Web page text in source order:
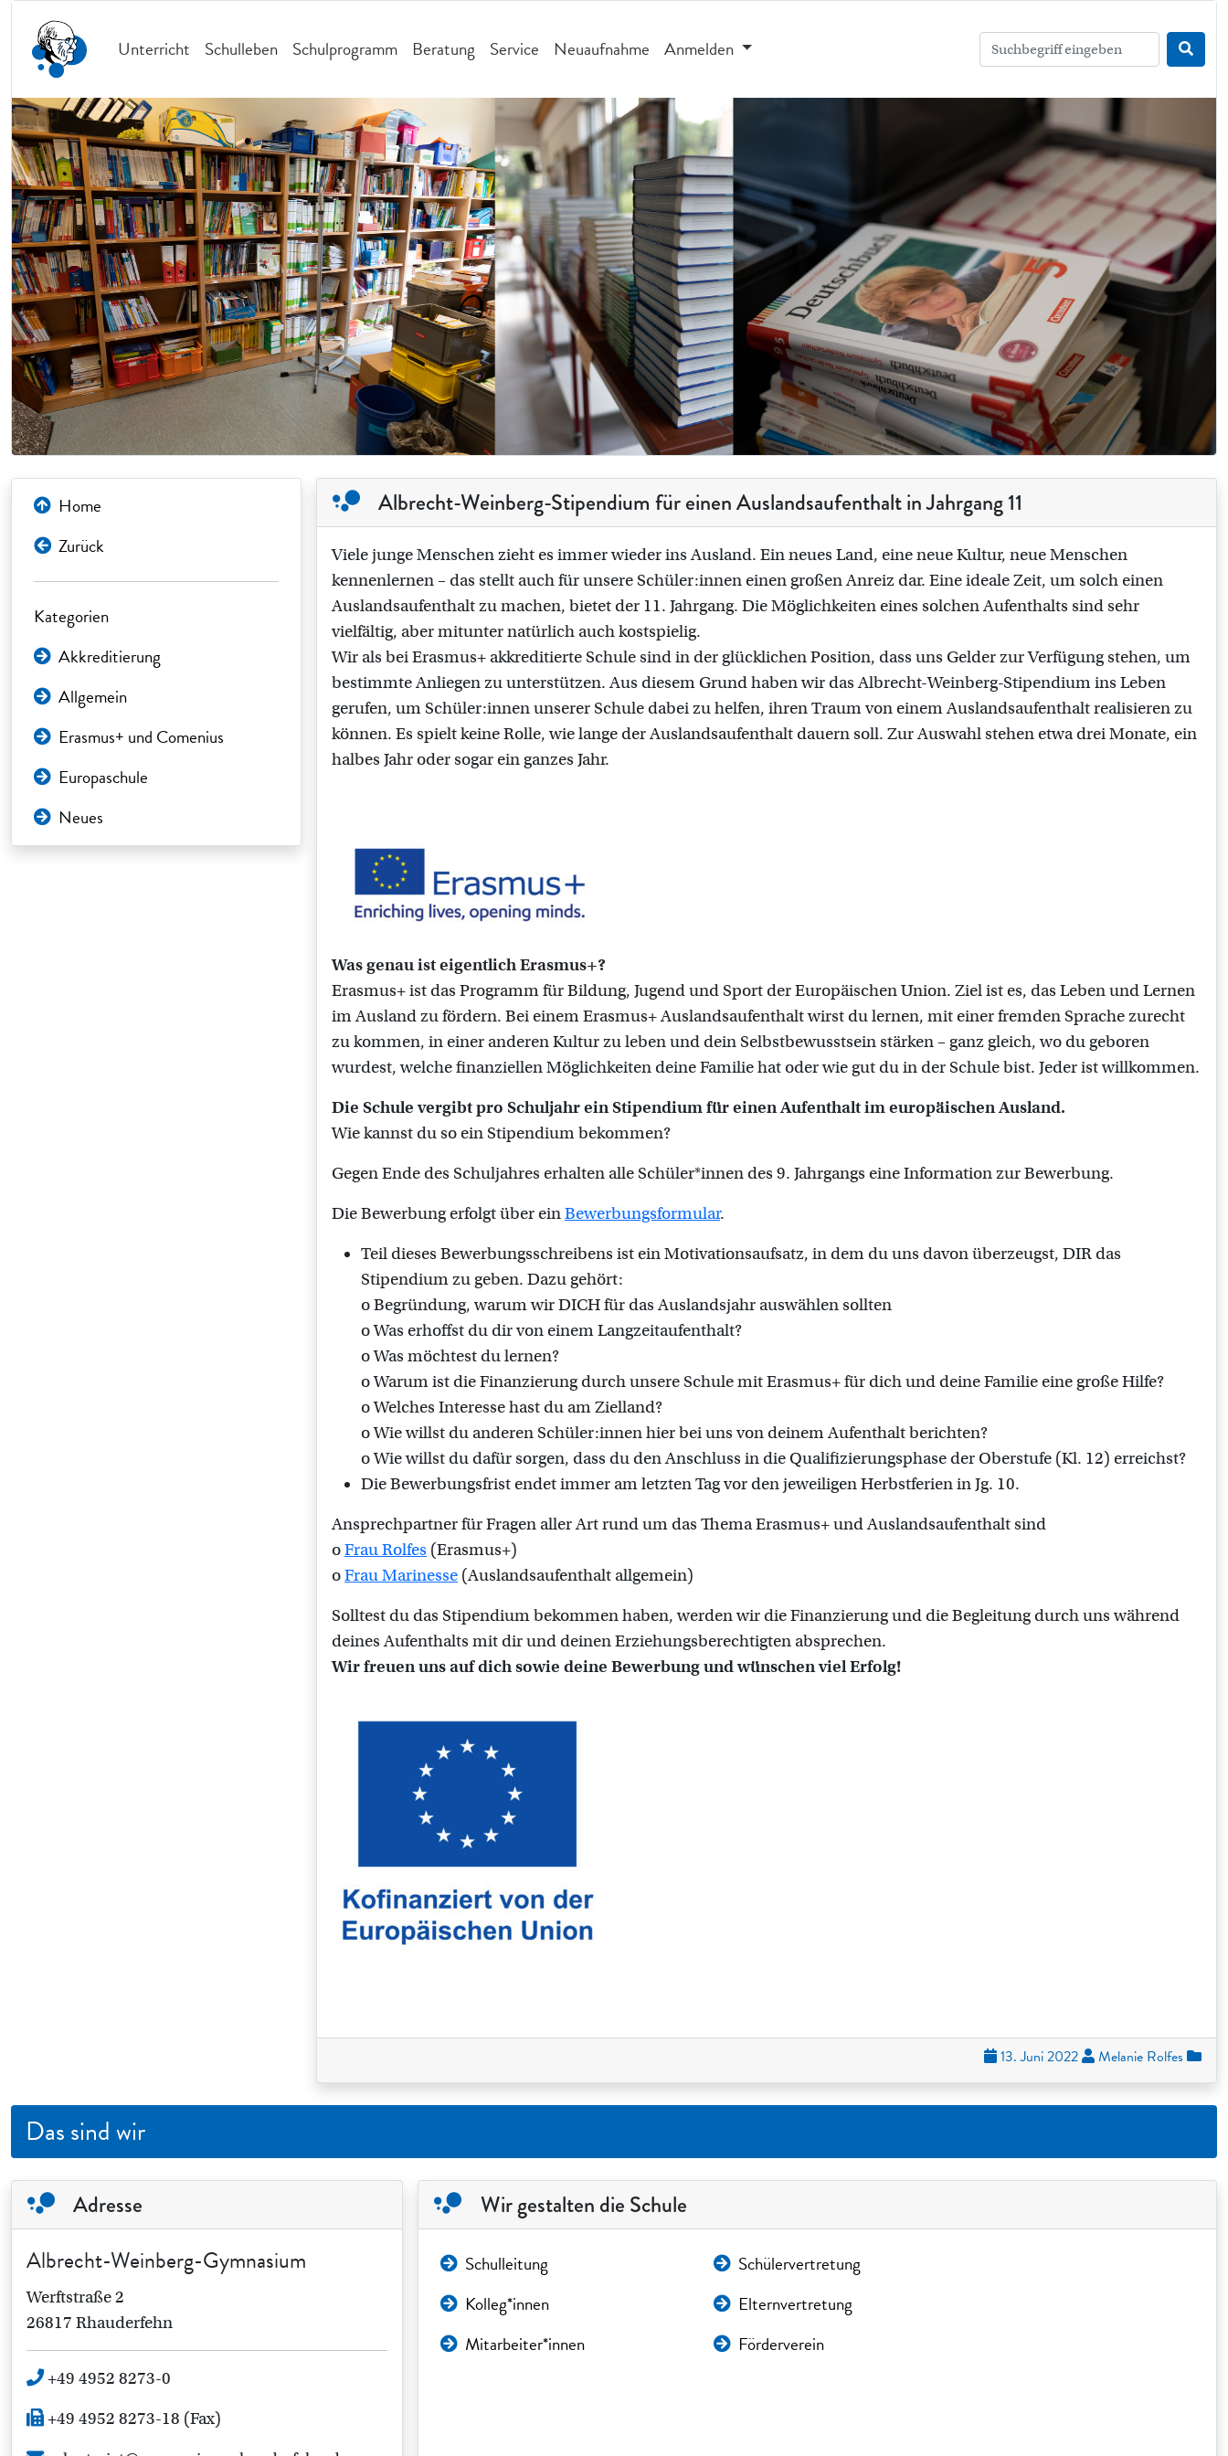
Unterricht Schulleben Schulprogramm Beratung Service Neuaufnahme Anmelden
Home
Zurück
Kategorien
Akkreditierung
Allgemein
Erasmus+ und Comenius
Europaschule
Neues
Albrecht-Weinberg-Stipendium für einen Auslandsaufenthalt in Jahrgang 11
Viele junge Menschen zieht es immer wieder ins Ausland. Ein neues Land, eine neue Kultur, neue Menschen
kennenlernen – das stellt auch für unsere Schüler:innen einen großen Anreiz dar. Eine ideale Zeit, um solch einen
Auslandsaufenthalt zu machen, bietet der 11. Jahrgang. Die Möglichkeiten eines solchen Aufenthalts sind sehr
vielfältig, aber mitunter natürlich auch kostspielig.
Wir als bei Erasmus+ akkreditierte Schule sind in der glücklichen Position, dass uns Gelder zur Verfügung stehen, um
bestimmte Anliegen zu unterstützen. Aus diesem Grund haben wir das Albrecht-Weinberg-Stipendium ins Leben
gerufen, um Schüler:innen unserer Schule dabei zu helfen, ihren Traum von einem Auslandsaufenthalt realisieren zu
können. Es spielt keine Rolle, wie lange der Auslandsaufenthalt dauern soll. Zur Auswahl stehen etwa drei Monate, ein
halbes Jahr oder sogar ein ganzes Jahr.
Was genau ist eigentlich Erasmus+?
Erasmus+ ist das Programm für Bildung, Jugend und Sport der Europäischen Union. Ziel ist es, das Leben und Lernen
im Ausland zu fördern. Bei einem Erasmus+ Auslandsaufenthalt wirst du lernen, mit einer fremden Sprache zurecht
zu kommen, in einer anderen Kultur zu leben und dein Selbstbewusstsein stärken – ganz gleich, wo du geboren
wurdest, welche finanziellen Möglichkeiten deine Familie hat oder wie gut du in der Schule bist. Jeder ist willkommen.
Die Schule vergibt pro Schuljahr ein Stipendium für einen Aufenthalt im europäischen Ausland.
Wie kannst du so ein Stipendium bekommen?
Gegen Ende des Schuljahres erhalten alle Schüler*innen des 9. Jahrgangs eine Information zur Bewerbung.
Die Bewerbung erfolgt über einBewerbungsformular.
Teil dieses Bewerbungsschreibens ist ein Motivationsaufsatz, in dem du uns davon überzeugst, DIR das
Stipendium zu geben. Dazu gehört:
o Begründung, warum wir DICH für das Auslandsjahr auswählen sollten
o Was erhoffst du dir von einem Langzeitaufenthalt?
o Was möchtest du lernen?
o Warum ist die Finanzierung durch unsere Schule mit Erasmus+ für dich und deine Familie eine große Hilfe?
o Welches Interesse hast du am Zielland?
o Wie willst du anderen Schüler:innen hier bei uns von deinem Aufenthalt berichten?
o Wie willst du dafür sorgen, dass du den Anschluss in die Qualifizierungsphase der Oberstufe (Kl. 12) erreichst?
Die Bewerbungsfrist endet immer am letzten Tag vor den jeweiligen Herbstferien in Jg. 10.
Ansprechpartner für Fragen aller Art rund um das Thema Erasmus+ und Auslandsaufenthalt sind
oFrau Rolfes (Erasmus+)
oFrau Marinesse (Auslandsaufenthalt allgemein)
Solltest du das Stipendium bekommen haben, werden wir die Finanzierung und die Begleitung durch uns während
deines Aufenthalts mit dir und deinen Erziehungsberechtigten absprechen.
Wir freuen uns auf dich sowie deine Bewerbung und wünschen viel Erfolg!
13. Juni 2022 Melanie Rolfes
Das sind wir
Adresse
Albrecht-Weinberg-Gymnasium
Werftstraße 2
26817 Rhauderfehn
+49 4952 8273-0
+49 4952 8273-18 (Fax)
Wir gestalten die Schule
Schulleitung
Kolleg*innen
Mitarbeiter*innen
Schülervertretung
Elternvertretung
Förderverein